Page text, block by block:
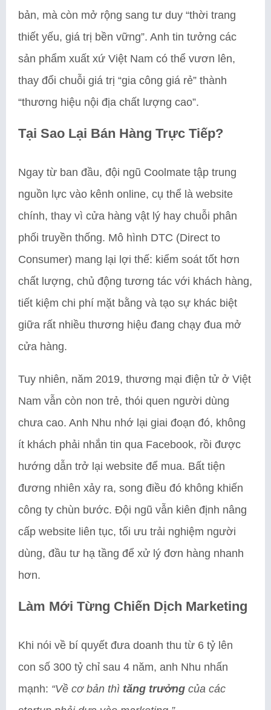
bản, mà còn mở rộng sang tư duy “thời trang
thiết yếu, giá trị bền vững”. Anh tin tưởng các
sản phẩm xuất xứ Việt Nam có thể vươn lên,
thay đổi chuỗi giá trị “gia công giá rẻ” thành
“thương hiệu nội địa chất lượng cao”.
Tại Sao Lại Bán Hàng Trực Tiếp?
Ngay từ ban đầu, đội ngũ Coolmate tập trung
nguồn lực vào kênh online, cụ thể là website
chính, thay vì cửa hàng vật lý hay chuỗi phân
phối truyền thống. Mô hình DTC (Direct to
Consumer) mang lại lợi thế: kiểm soát tốt hơn
chất lượng, chủ động tương tác với khách hàng,
tiết kiệm chi phí mặt bằng và tạo sự khác biệt
giữa rất nhiều thương hiệu đang chạy đua mở
cửa hàng.
Tuy nhiên, năm 2019, thương mại điện tử ở Việt
Nam vẫn còn non trẻ, thói quen người dùng
chưa cao. Anh Nhu nhớ lại giai đoạn đó, không
ít khách phải nhắn tin qua Facebook, rồi được
hướng dẫn trở lại website để mua. Bất tiện
đương nhiên xảy ra, song điều đó không khiến
công ty chùn bước. Đội ngũ vẫn kiên định nâng
cấp website liên tục, tối ưu trải nghiệm người
dùng, đầu tư hạ tầng để xử lý đơn hàng nhanh
hơn.
Làm Mới Từng Chiến Dịch Marketing
Khi nói về bí quyết đưa doanh thu từ 6 tỷ lên
con số 300 tỷ chỉ sau 4 năm, anh Nhu nhấn
mạnh: “Về cơ bản thì tăng trưởng của các